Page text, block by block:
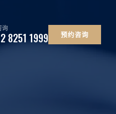
询
8251 1999 预约咨询